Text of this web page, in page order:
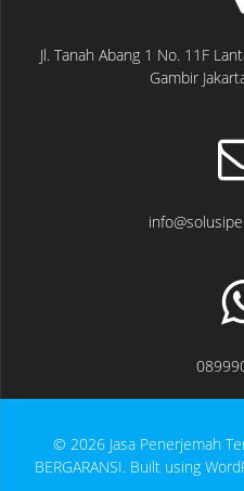
Jl. Tanah Abang 1 No. 11F
Gambir
© 2026 Jasa Penerjemah
BERGARANSI. Built using